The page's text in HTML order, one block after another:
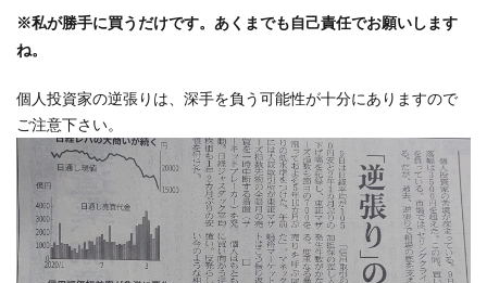
※私が勝手に買うだけです。あくまでも自己責任でお願いします
ね。
個人投資家の逆張りは、深手を負う可能性が十分にありますので
ご注意下さい。